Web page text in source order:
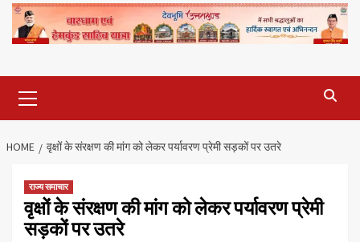
Menu
HOME वृक्षों के संरक्षण की मांग को लेकर पर्यावरण प्रेमी सड़कों पर उतरे
राज्य समाचार
वृक्षों के संरक्षण की मांग को लेकर पर्यावरण प्रेमी
सड़कों पर उतरे